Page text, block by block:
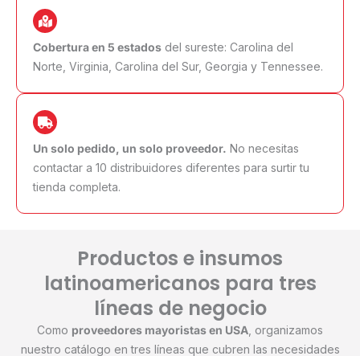
Cobertura en 5 estados del sureste: Carolina del
Norte, Virginia, Carolina del Sur, Georgia y Tennessee.
Un solo pedido, un solo proveedor. No necesitas
contactar a 10 distribuidores diferentes para surtir tu
tienda completa.
Productos e insumos
latinoamericanos para tres
líneas de negocio
Como proveedores mayoristas en USA , organizamos
nuestro catálogo en tres líneas que cubren las necesidades